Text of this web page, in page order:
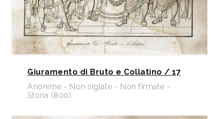
Giuramento di Bruto e Collatino / 17
Anonime - Non siglate - Non firmate -
Storia (800)